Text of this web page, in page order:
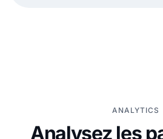
ANALYTICS
Analysez les